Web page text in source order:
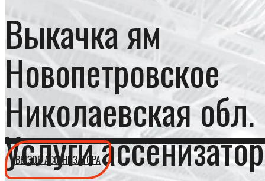
Выкачка ям
Новопетровское
Николаевская обл.
Услуги
ВЫЗОВ АССЕНИЗАТОРА